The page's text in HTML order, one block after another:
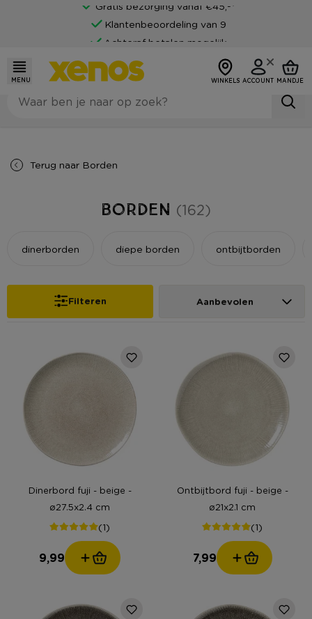
Klantenbeoordeling van 9
Achteraf betalen mogelijk
MENU WINKELS ACCOUNT MANDJE
Terug naar Borden
Borden (162)
dinerborden diepe borden ontbijtborden
Filteren Aanbevolen
Dinerbord fuji - beige -
ø27.5x2.4 cm
(1)
9,99
Ontbijtbord fuji - beige -
ø21x2.1 cm
(1)
7,99